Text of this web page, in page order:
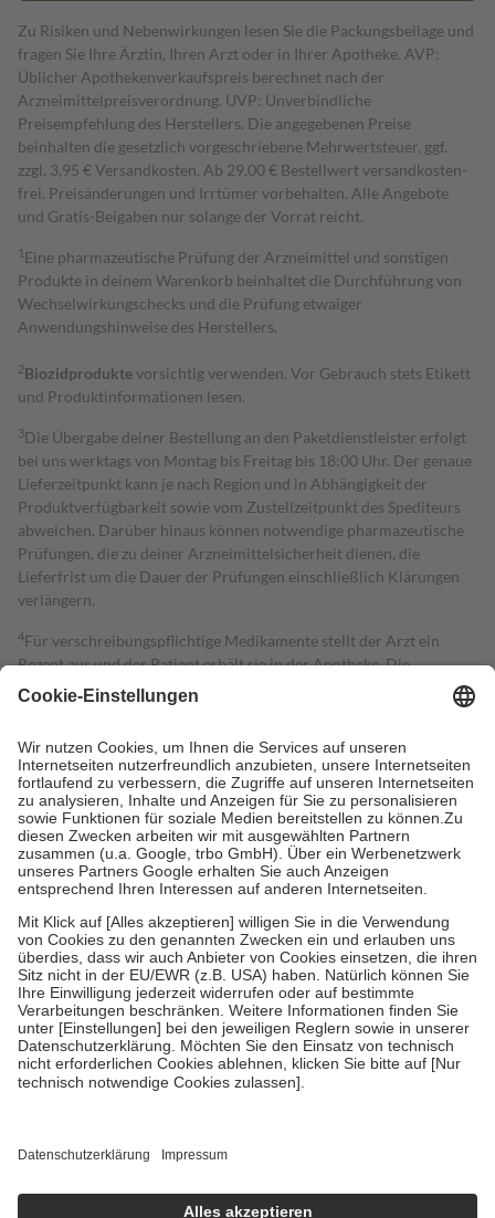
Zu Risiken und Nebenwirkungen lesen Sie die Packungsbeilage und
fragen Sie Ihre Ärztin, Ihren Arzt oder in Ihrer Apotheke. AVP:
Üblicher Apothekenverkaufspreis berechnet nach der
Arzneimittelpreisverordnung. UVP: Unverbindliche
Preisempfehlung des Herstellers. Die angegebenen Preise
beinhalten die gesetzlich vorgeschriebene Mehrwertsteuer, ggf.
zzgl. 3,95 € Versandkosten. Ab 29,00 € Bestell­wert versand­kosten­
frei. Preisänderungen und Irrtümer vorbehalten. Alle Angebote
und Gratis-Beigaben nur solange der Vorrat reicht.
1 Eine pharmazeutische Prüfung der Arzneimittel und sonstigen
Produkte in deinem Warenkorb beinhaltet die Durchführung von
Wechselwirkungschecks und die Prüfung etwaiger
Anwendungshinweise des Herstellers.
2Biozidproduktevorsichtig verwenden. Vor Gebrauch stets Etikett
und Produktinformationen lesen.
3Die Übergabe deiner Bestellung an den Paketdienstleister erfolgt
bei uns werktags von Montag bis Freitag bis 18:00 Uhr. Der genaue
Lieferzeitpunkt kann je nach Region und in Abhängigkeit der
Produktverfügbarkeit sowie vom Zustellzeitpunkt des Spediteurs
abweichen. Darüber hinaus können notwendige pharmazeutische
Prüfungen, die zu deiner Arzneimittelsicherheit dienen, die
Lieferfrist um die Dauer der Prüfungen einschließlich Klärungen
verlängern.
4Für verschreibungspflichtige Medikamente stellt der Arzt ein
Rezept aus und der Patient erhält sie in der Apotheke. Die
gesetzliche Krankenversicherung übernimmt in der Regel die
Kosten dafür, der Versicherte trägt einen Teil davon als Zuzahlung
Grundsätzlich leisten Mitglieder Zuzahlungen in Höhe von zehn
Prozent des Abgabepreises,mindestens jedochfünf Euround
höchstens zehn Euro.Es sind jedoch nie mehr als die tatsächlichen
Kosten der Leistung zu entrichten.
Diese Regeln gelten grundsätzlich auch für Online-Apotheken.
Bei Heilmitteln und häuslicher Krankenpflege beträgt die
Zuzahlung zehn Prozent der Kosten sowie zehn Euro je
Verordnung.
Um das Engagement der Versicherten für ihre eigene Gesundheit zu
stärken und die besondere Stellung der Familie zu unterstützen,
fallenkeine Zuzahlungenan bei:
• Kindern und Jugendlichen bis zum vollendeten 18. Lebensjahr
mit Ausnahme der Fahrkosten
• Untersuchungen zur Vorsorge und Früherkennung, die von der
GKV getragen werden
Einholung von Bewertungen. Trusted Shops hat Maßnahmen